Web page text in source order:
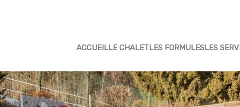
ACCUEILLE CHALETLES FORMULESLES